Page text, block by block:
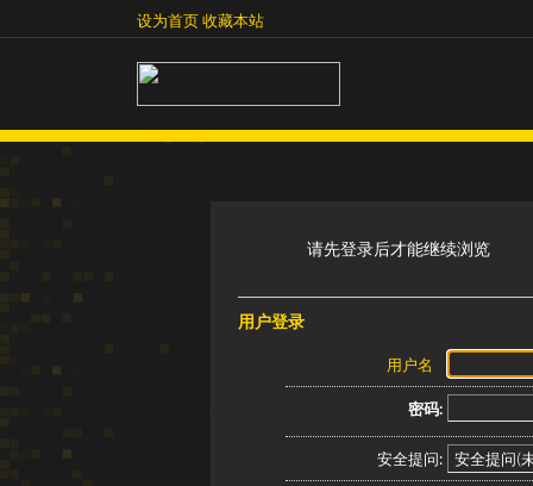
收藏本站设为首页收藏本站
请先登录后才能继续浏览
用户登录
用户名
密码:
安全提问: